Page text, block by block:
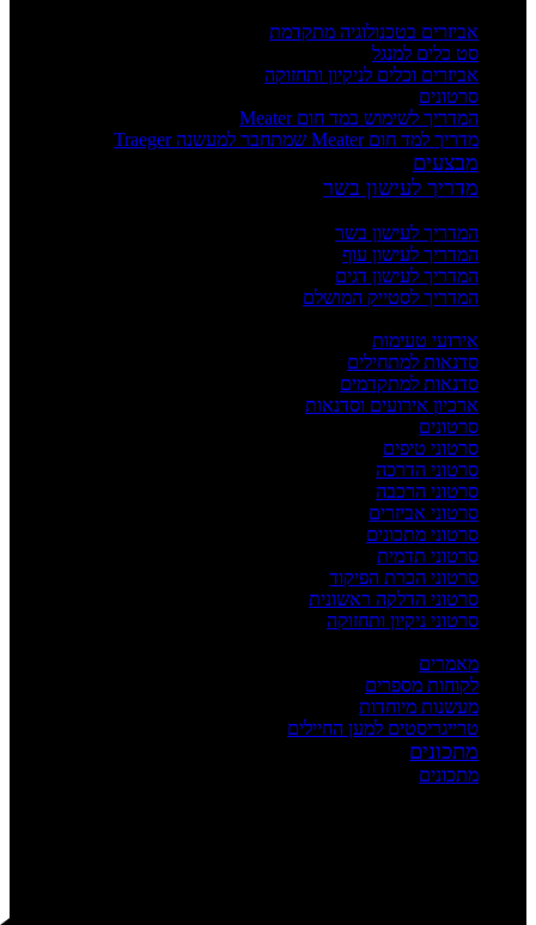
אביזרים בטכנולוגיה מתקדמת
סט כלים למנגל
אביזרים וכלים לניקיון ותחזוקה
סרטונים
המדריך לשימוש במד חום Meater
מדריך למד חום Meater שמתחבר למעשנה Traeger
מבצעים
מדריך לעישון בשר
המדריך לעישון בשר
המדריך לעישון עוף
המדריך לעישון דגים
המדריך לסטייק המושלם
אירועי טעימות
סדנאות למתחילים
סדנאות למתקדמים
ארכיון אירועים וסדנאות
סרטונים
סרטוני טיפים
סרטוני הדרכה
סרטוני הרכבה
סרטוני אביזרים
סרטוני מתכונים
סרטוני תדמית
סרטוני הכרת הפיקוד
סרטוני הדלקה ראשונית
סרטוני ניקיון ותחזוקה
מאמרים
לקוחות מספרים
מעשנות מיוחדות
טרייגריסטים למען החיילים
מתכונים
מתכונים